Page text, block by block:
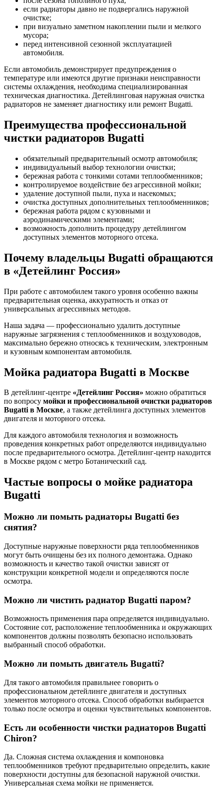
если радиаторы давно не подвергались наружной
очистке;
при визуально заметном накоплении пыли и мелкого
мусора;
перед интенсивной сезонной эксплуатацией
автомобиля.
Если автомобиль демонстрирует предупреждения о
температуре или имеются другие признаки неисправности
системы охлаждения, необходима специализированная
техническая диагностика. Детейлинговая наружная очистка
радиаторов не заменяет диагностику или ремонт Bugatti.
Преимущества профессиональной
чистки радиаторов Bugatti
обязательный предварительный осмотр автомобиля;
индивидуальный выбор технологии очистки;
бережная работа с тонкими сотами теплообменников;
контролируемое воздействие без агрессивной мойки;
удаление доступной пыли, пуха и насекомых;
очистка доступных дополнительных теплообменников;
бережная работа рядом с кузовными и
аэродинамическими элементами;
возможность дополнить процедуру детейлингом
доступных элементов моторного отсека.
Почему владельцы Bugatti обращаются
в «Детейлинг Россия»
При работе с автомобилем такого уровня особенно важны
предварительная оценка, аккуратность и отказ от
универсальных агрессивных методов.
Наша задача — профессионально удалить доступные
наружные загрязнения с теплообменников и воздуховодов,
максимально бережно относясь к техническим, электронным
и кузовным компонентам автомобиля.
Мойка радиатора Bugatti в Москве
В детейлинг-центре «Детейлинг Россия» можно обратиться
по вопросу мойки и профессиональной очистки радиаторов
Bugatti в Москве, а также детейлинга доступных элементов
двигателя и моторного отсека.
Для каждого автомобиля технология и возможность
проведения конкретных работ определяются индивидуально
после предварительного осмотра. Детейлинг-центр находится
в Москве рядом с метро Ботанический сад.
Частые вопросы о мойке радиатора
Bugatti
Можно ли помыть радиаторы Bugatti без
снятия?
Доступные наружные поверхности ряда теплообменников
могут быть очищены без их полного демонтажа. Однако
возможность и качество такой очистки зависят от
конструкции конкретной модели и определяются после
осмотра.
Можно ли чистить радиатор Bugatti паром?
Возможность применения пара определяется индивидуально.
Состояние сот, расположение теплообменника и окружающих
компонентов должны позволять безопасно использовать
выбранный способ обработки.
Можно ли помыть двигатель Bugatti?
Для такого автомобиля правильнее говорить о
профессиональном детейлинге двигателя и доступных
элементов моторного отсека. Способ обработки выбирается
только после осмотра и оценки чувствительных компонентов.
Есть ли особенности чистки радиаторов Bugatti
Chiron?
Да. Сложная система охлаждения и компоновка
теплообменников требуют предварительно определить, какие
поверхности доступны для безопасной наружной очистки.
Универсальная схема мойки не применяется.